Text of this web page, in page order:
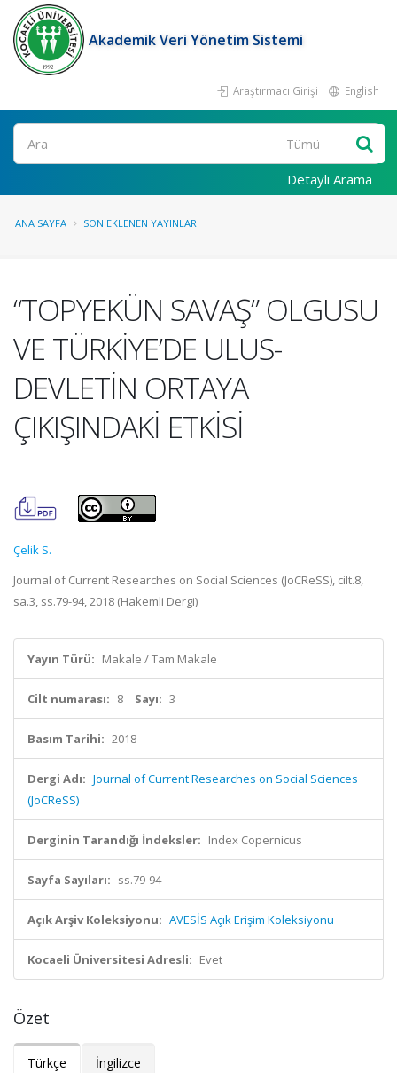
Akademik Veri Yönetim Sistemi
Araştırmacı Girişi English
Ara
Detaylı Arama
ANA SAYFA SON EKLENEN YAYINLAR
“TOPYEKÜN SAVAŞ” OLGUSU
VE TÜRKİYE’DE ULUS-
DEVLETİN ORTAYA
ÇIKIŞINDAKİ ETKİSİ
Çelik S.
Journal of Current Researches on Social Sciences (JoCReSS), cilt.8,
sa.3, ss.79-94, 2018 (Hakemli Dergi)
Yayın Türü: Makale / Tam Makale
Cilt numarası: 8 Sayı: 3
Basım Tarihi: 2018
Dergi Adı: Journal of Current Researches on Social Sciences
(JoCReSS)
Derginin Tarandığı İndeksler: Index Copernicus
Sayfa Sayıları: ss.79-94
Açık Arşiv Koleksiyonu: AVESİS Açık Erişim Koleksiyonu
Kocaeli Üniversitesi Adresli: Evet
Özet
Türkçe İngilizce